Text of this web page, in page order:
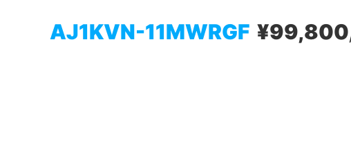
AJ1KVN-11MWRGF ¥99,800